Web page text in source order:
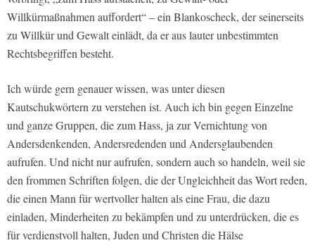
Willkürmaßnahmen auffordert“ – ein Blankoscheck, der seinerseits
zu Willkür und Gewalt einlädt, da er aus lauter unbestimmten
Rechtsbegriffen besteht.
Ich würde gern genauer wissen, was unter diesen
Kautschukwörtern zu verstehen ist. Auch ich bin gegen Einzelne
und ganze Gruppen, die zum Hass, ja zur Vernichtung von
Andersdenkenden, Andersredenden und Andersglaubenden
aufrufen. Und nicht nur aufrufen, sondern auch so handeln, weil sie
den frommen Schriften folgen, die der Ungleichheit das Wort reden,
die einen Mann für wertvoller halten als eine Frau, die dazu
einladen, Minderheiten zu bekämpfen und zu unterdrücken, die es
für verdienstvoll halten, Juden und Christen die Hälse